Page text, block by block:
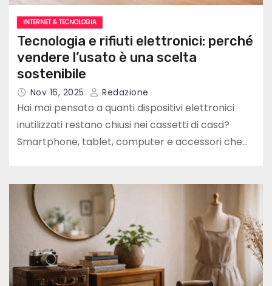
INTERNET & TECNOLOGIA
Tecnologia e rifiuti elettronici: perché
vendere l’usato è una scelta
sostenibile
Nov 16, 2025 Redazione
Hai mai pensato a quanti dispositivi elettronici
inutilizzati restano chiusi nei cassetti di casa?
Smartphone, tablet, computer e accessori che…